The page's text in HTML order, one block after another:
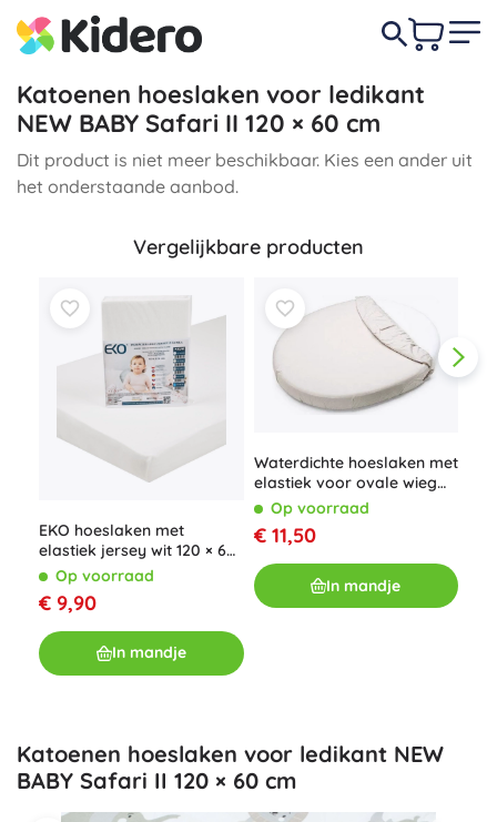
Katoenen hoeslaken voor ledikant
NEW BABY Safari II 120 × 60 cm
Dit product is niet meer beschikbaar. Kies een ander uit
het onderstaande aanbod.
Vergelijkbare producten
EKO hoeslaken met
elastiek jersey wit 120 × 60
cmOp voorraad
€ 9,90
In mandje
Waterdichte hoeslaken met
elastiek voor ovale wieg
84 × 50 wit Petite&Mars
Op voorraad
€ 11,50
In mandje
Katoenen hoeslaken voor ledikant NEW
BABY Safari II 120 × 60 cm